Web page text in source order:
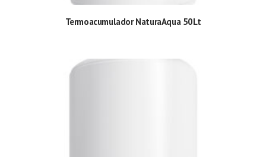
Termoacumulador NaturaAqua 50Lt